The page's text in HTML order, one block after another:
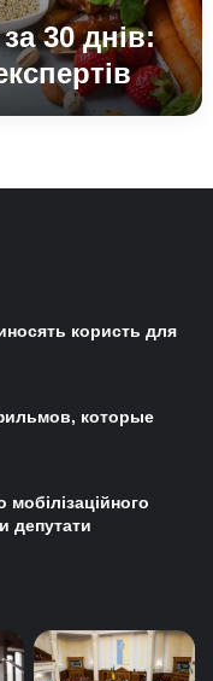
30 днів:
користь для
которые
депутати